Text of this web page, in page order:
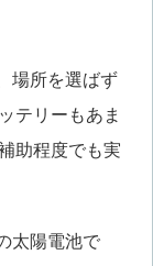
場所を選ばず
テリーもあま
助程度でも実
太陽電池で